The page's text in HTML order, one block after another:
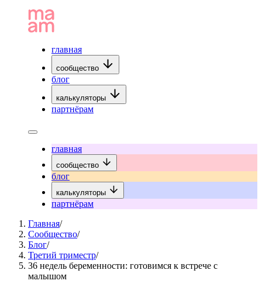
главная
сообщество
блог
калькуляторы
партнёрам
главная
сообщество
блог
калькуляторы
партнёрам
Главная/
Сообщество/
Блог/
Третий триместр/
36 недель беременности: готовимся к встрече с
малышом